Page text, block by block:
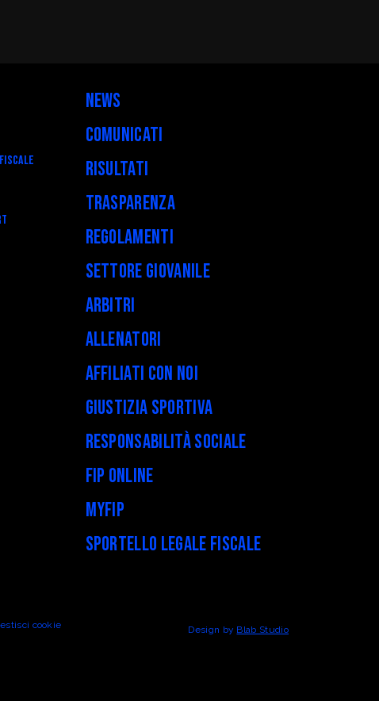
News
Comunicati
Risultati
Trasparenza
Regolamenti
Settore Giovanile
Arbitri
Allenatori
Affiliati con noi
Giustizia Sportiva
Responsabilità Sociale
FIP Online
myFIP
Sportello legale fiscale
cookie Design by Blab Studio